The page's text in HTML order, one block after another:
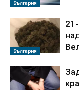
България
България